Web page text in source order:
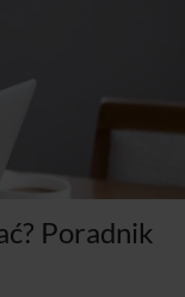
Poradnik